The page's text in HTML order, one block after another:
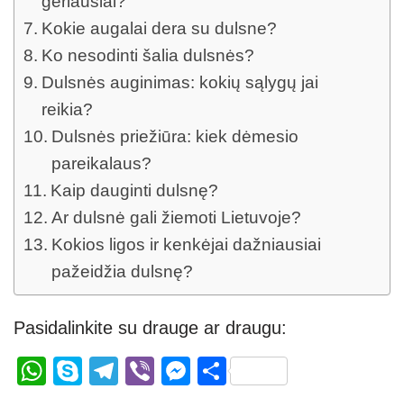
Kokie augalai dera su dulsne?
Ko nesodinti šalia dulsnės?
Dulsnės auginimas: kokių sąlygų jai
reikia?
Dulsnės priežiūra: kiek dėmesio
pareikalaus?
Kaip dauginti dulsnę?
Ar dulsnė gali žiemoti Lietuvoje?
Kokios ligos ir kenkėjai dažniausiai
pažeidžia dulsnę?
Pasidalinkite su drauge ar draugu:
W
S
T
Vi
M S